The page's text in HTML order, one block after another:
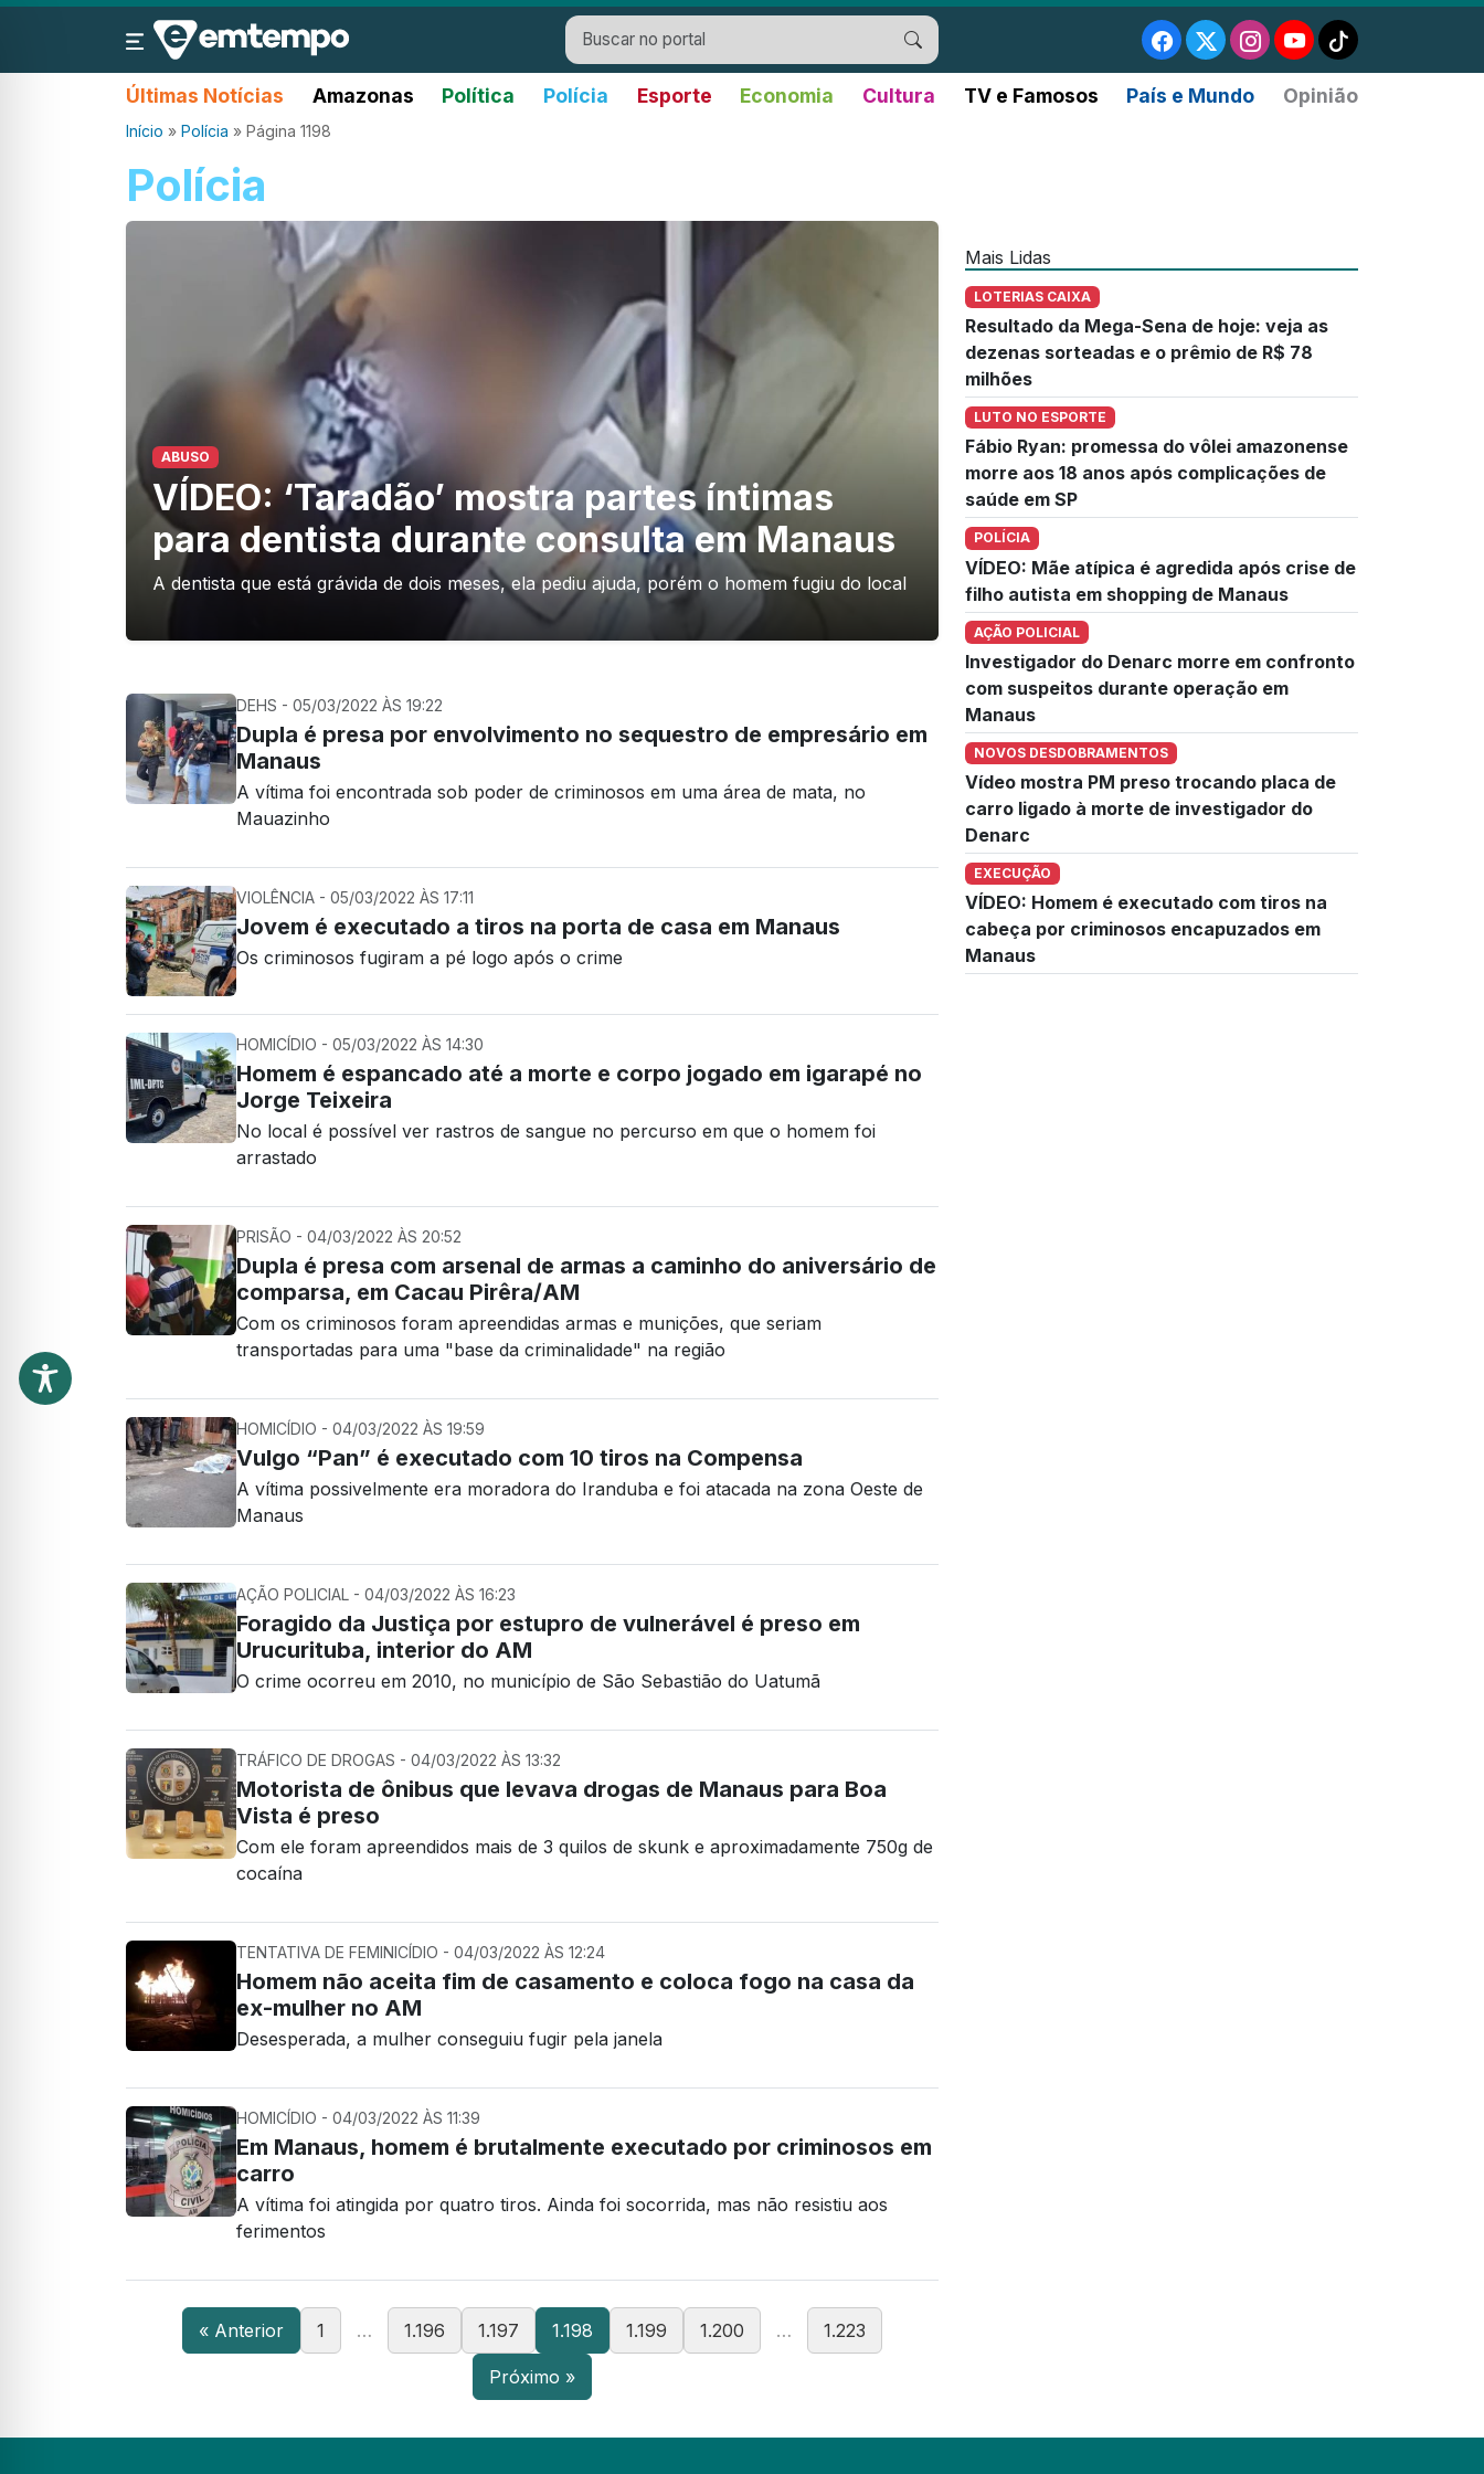
Últimas Notícias Amazonas Política Polícia Esporte Economia Cultura TV e Famosos País e Mundo Opinião
Início » Polícia » Página 1198
Polícia
ABUSO
VÍDEO: ‘Taradão’ mostra partes íntimas
para dentista durante consulta em Manaus
A dentista que está grávida de dois meses, ela pediu ajuda, porém o homem fugiu do local
DEHS - 05/03/2022 ÀS 19:22
Dupla é presa por envolvimento no sequestro de empresário em
Manaus
A vítima foi encontrada sob poder de criminosos em uma área de mata, no
Mauazinho
VIOLÊNCIA - 05/03/2022 ÀS 17:11
Jovem é executado a tiros na porta de casa em Manaus
Os criminosos fugiram a pé logo após o crime
HOMICÍDIO - 05/03/2022 ÀS 14:30
Homem é espancado até a morte e corpo jogado em igarapé no
Jorge Teixeira
No local é possível ver rastros de sangue no percurso em que o homem foi
arrastado
PRISÃO - 04/03/2022 ÀS 20:52
Dupla é presa com arsenal de armas a caminho do aniversário de
comparsa, em Cacau Pirêra/AM
Com os criminosos foram apreendidas armas e munições, que seriam
transportadas para uma "base da criminalidade" na região
HOMICÍDIO - 04/03/2022 ÀS 19:59
Vulgo “Pan” é executado com 10 tiros na Compensa
A vítima possivelmente era moradora do Iranduba e foi atacada na zona Oeste de
Manaus
AÇÃO POLICIAL - 04/03/2022 ÀS 16:23
Foragido da Justiça por estupro de vulnerável é preso em
Urucurituba, interior do AM
O crime ocorreu em 2010, no município de São Sebastião do Uatumã
TRÁFICO DE DROGAS - 04/03/2022 ÀS 13:32
Motorista de ônibus que levava drogas de Manaus para Boa
Vista é preso
Com ele foram apreendidos mais de 3 quilos de skunk e aproximadamente 750g de
cocaína
TENTATIVA DE FEMINICÍDIO - 04/03/2022 ÀS 12:24
Homem não aceita fim de casamento e coloca fogo na casa da
ex-mulher no AM
Desesperada, a mulher conseguiu fugir pela janela
HOMICÍDIO - 04/03/2022 ÀS 11:39
Em Manaus, homem é brutalmente executado por criminosos em
carro
A vítima foi atingida por quatro tiros. Ainda foi socorrida, mas não resistiu aos
ferimentos
« Anterior 1 … 1.196 1.197 1.198 1.199 1.200 … 1.223
Próximo »
Mais Lidas
LOTERIAS CAIXA
Resultado da Mega-Sena de hoje: veja as
dezenas sorteadas e o prêmio de R$ 78
milhões
LUTO NO ESPORTE
Fábio Ryan: promessa do vôlei amazonense
morre aos 18 anos após complicações de
saúde em SP
POLÍCIA
VÍDEO: Mãe atípica é agredida após crise de
filho autista em shopping de Manaus
AÇÃO POLICIAL
Investigador do Denarc morre em confronto
com suspeitos durante operação em
Manaus
NOVOS DESDOBRAMENTOS
Vídeo mostra PM preso trocando placa de
carro ligado à morte de investigador do
Denarc
EXECUÇÃO
VÍDEO: Homem é executado com tiros na
cabeça por criminosos encapuzados em
Manaus